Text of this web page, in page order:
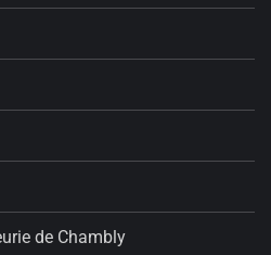
de Chambly